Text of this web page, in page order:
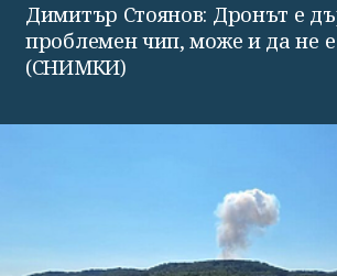
Димитър Стоянов: Дронът е
проблемен чип, може и да не
(СНИМКИ)